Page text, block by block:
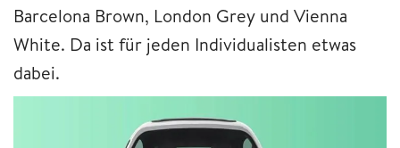
Barcelona Brown, London Grey und Vienna
White. Da ist für jeden Individualisten etwas
dabei.